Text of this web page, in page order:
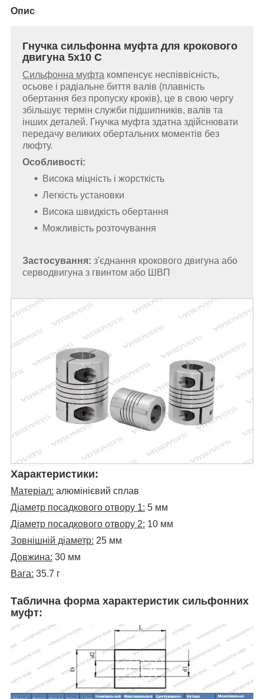
Опис
Гнучка сильфонна муфта для крокового
двигуна 5х10 С
Сильфонна муфта компенсує неспіввісність,
осьове і радіальне биття валів (плавність
обертання без пропуску кроків), це в свою чергу
збільшує термін служби підшипників, валів та
інших деталей. Гнучка муфта здатна здійснювати
передачу великих обертальних моментів без
люфту.
Особливості:
Висока міцність і жорсткість
Легкість установки
Висока швидкість обертання
Можливість розточування
Застосування: з'єднання крокового двигуна або
серводвигуна з гвинтом або ШВП
Характеристики:
Матеріал: алюмінієвий сплав
Діаметр посадкового отвору 1: 5 мм
Діаметр посадкового отвору 2: 10 мм
Зовнішній діаметр: 25 мм
Довжина: 30 мм
Вага: 35.7 г
Таблична форма характеристик сильфонних
муфт: